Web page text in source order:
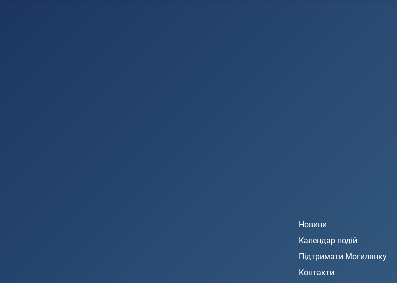
Новини
Календар подій
Підтримати Могилянку
Контакти